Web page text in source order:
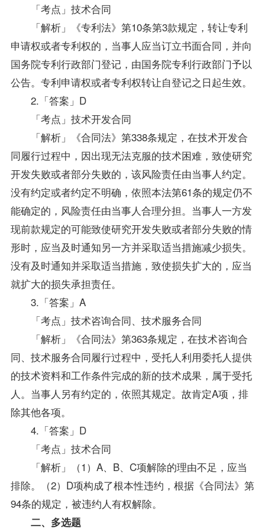
「考点」技术合同
「解析」《专利法》第10条第3款规定，转让专利
申请权或者专利权的，当事人应当订立书面合同，并向
国务院专利行政部门登记，由国务院专利行政部门予以
公告。专利申请权或者专利权转让自登记之日起生效。
2.「答案」D
「考点」技术开发合同
「解析」《合同法》第338条规定，在技术开发合
同履行过程中，因出现无法克服的技术困难，致使研究
开发失败或者部分失败的，该风险责任由当事人约定。
没有约定或者约定不明确，依照本法第61条的规定仍不
能确定的，风险责任由当事人合理分担。当事人一方发
现前款规定的可能致使研究开发失败或者部分失败的情
形时，应当及时通知另一方并采取适当措施减少损失。
没有及时通知并采取适当措施，致使损失扩大的，应当
就扩大的损失承担责任。
3.「答案」A
「考点」技术咨询合同、技术服务合同
「解析」《合同法》第363条规定，在技术咨询合
同、技术服务合同履行过程中，受托人利用委托人提供
的技术资料和工作条件完成的新的技术成果，属于受托
人。当事人另有约定的，依照其规定。故肯定A项，排
除其他各项。
4.「答案」D
「考点」技术合同
「解析」（1）A、B、C项解除的理由不足，应当
排除。（2）D项构成了根本性违约，根据《合同法》第
94条的规定，被违约人有权解除。
二、多选题